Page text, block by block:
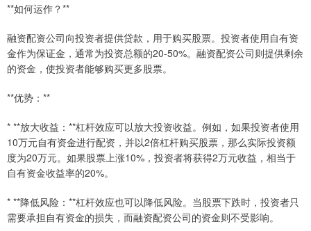
**如何运作？**
融资配资公司向投资者提供贷款，用于购买股票。投资者使用自有资
金作为保证金，通常为投资总额的20-50%。融资配资公司则提供剩余
的资金，使投资者能够购买更多股票。
**优势：**
* **放大收益：**杠杆效应可以放大投资收益。例如，如果投资者使用
10万元自有资金进行配资，并以2倍杠杆购买股票，那么实际投资额
度为20万元。如果股票上涨10%，投资者将获得2万元收益，相当于
自有资金收益率的20%。
* **降低风险：**杠杆效应也可以降低风险。当股票下跌时，投资者只
需要承担自有资金的损失，而融资配资公司的资金则不受影响。